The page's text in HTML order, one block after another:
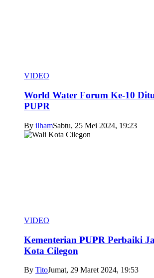
VIDEO
World Water Forum Ke-10
PUPR
By ilhamSabtu, 25 Mei 2024, 19:23
VIDEO
Kementerian PUPR Perbaiki
Kota Cilegon
By TitoJumat, 29 Maret 2024, 19:53